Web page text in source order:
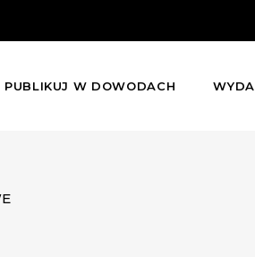
PUBLIKUJ W DOWODACH